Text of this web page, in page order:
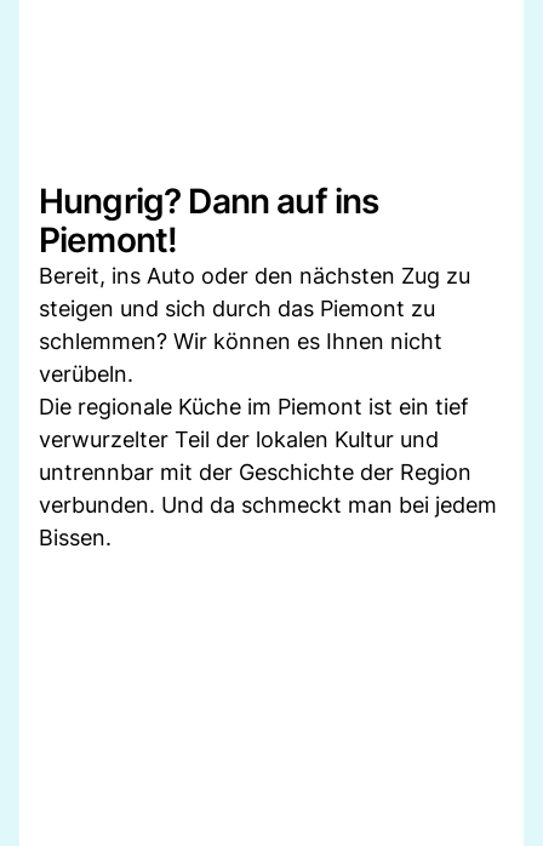
Hungrig? Dann auf ins
Piemont!
Bereit, ins Auto oder den nächsten Zug zu
steigen und sich durch das Piemont zu
schlemmen? Wir können es Ihnen nicht
verübeln.
Die regionale Küche im Piemont ist ein tief
verwurzelter Teil der lokalen Kultur und
untrennbar mit der Geschichte der Region
verbunden. Und da schmeckt man bei jedem
Bissen.